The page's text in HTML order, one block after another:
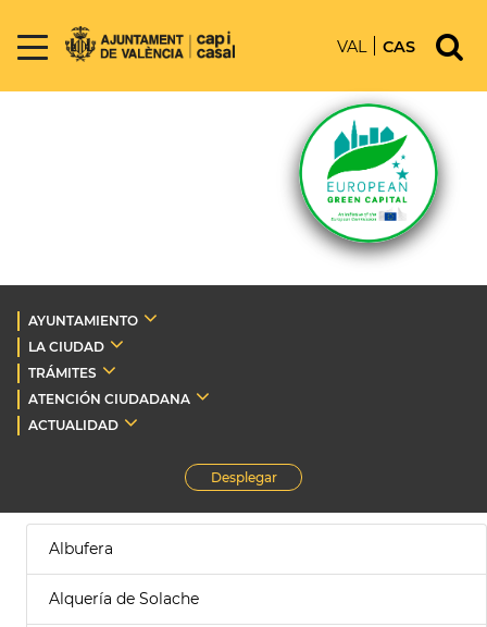
VAL CAS
AYUNTAMIENTO
LA CIUDAD
TRÁMITES
ATENCIÓN CIUDADANA
ACTUALIDAD
Desplegar
Albufera
Alquería de Solache